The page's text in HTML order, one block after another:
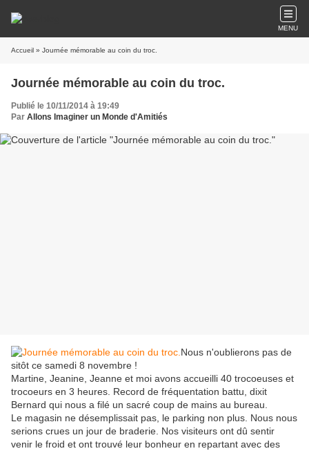
MENU
Accueil » Journée mémorable au coin du troc.
Journée mémorable au coin du troc.
Publié le 10/11/2014 à 19:49
Par Allons Imaginer un Monde d'Amitiés
Nous n'oublierons pas de
sitôt ce samedi 8 novembre !
Martine, Jeanine, Jeanne et moi avons accueilli 40 trocoeuses et
trocoeurs en 3 heures. Record de fréquentation battu, dixit
Bernard qui nous a filé un sacré coup de mains au bureau.
Le magasin ne désemplissait pas, le parking non plus. Nous nous
serions crues un jour de braderie. Nos visiteurs ont dû sentir
venir le froid et ont trouvé leur bonheur en repartant avec des